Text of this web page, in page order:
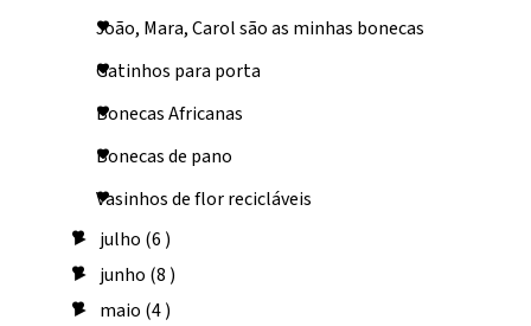
João, Mara, Carol são as minhas bonecas
Gatinhos para porta
Bonecas Africanas
Bonecas de pano
Vasinhos de flor recicláveis
► julho (6 )
► junho (8 )
► maio (4 )